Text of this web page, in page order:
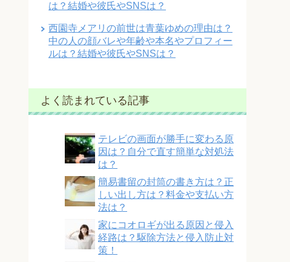
は？結婚や彼氏やSNSは？
西園寺メアリの前世は青葉ゆめの理由は？
中の人の顔バレや年齢や本名やプロフィー
ルは？結婚や彼氏やSNSは？
よく読まれている記事
テレビの画面が勝手に変わる原
因は？自分で直す簡単な対処法
は？
簡易書留の封筒の書き方は？正
しい出し方は？料金や支払い方
法は？
家にコオロギが出る原因と侵入
経路は？駆除方法と侵入防止対
策！